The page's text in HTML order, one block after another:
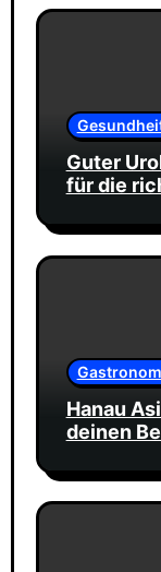
Guter
für die
Hanau
deinen